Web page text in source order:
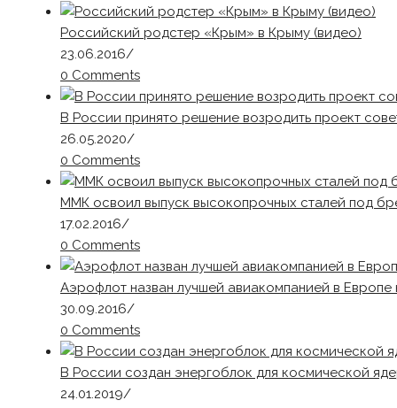
Российский родстер «Крым» в Крыму (видео)
23.06.2016/
0 Comments
В России принято решение возродить проект
26.05.2020/
0 Comments
ММК освоил выпуск высокопрочных сталей под
17.02.2016/
0 Comments
Аэрофлот назван лучшей авиакомпанией в Европе
30.09.2016/
0 Comments
В России создан энергоблок для космической
24.01.2019/